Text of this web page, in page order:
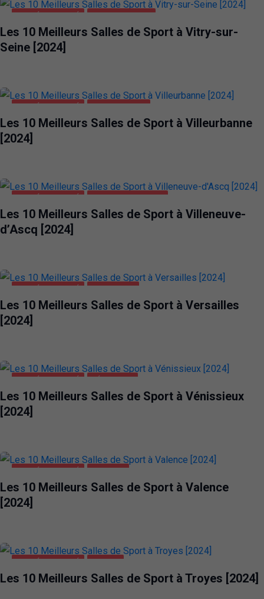
SANTÉ ET BEAUTÉ VITRY-SUR-SEINE
Les 10 Meilleurs Salles de Sport à Vitry-sur-
Seine [2024]
SANTÉ ET BEAUTÉ VILLEURBANNE
Les 10 Meilleurs Salles de Sport à Villeurbanne
[2024]
SANTÉ ET BEAUTÉ VILLENEUVE-D'ASCQ
Les 10 Meilleurs Salles de Sport à Villeneuve-
d’Ascq [2024]
SANTÉ ET BEAUTÉ VERSAILLES
Les 10 Meilleurs Salles de Sport à Versailles
[2024]
SANTÉ ET BEAUTÉ VÉNISSIEUX
Les 10 Meilleurs Salles de Sport à Vénissieux
[2024]
SANTÉ ET BEAUTÉ VALENCE
Les 10 Meilleurs Salles de Sport à Valence
[2024]
SANTÉ ET BEAUTÉ TROYES
Les 10 Meilleurs Salles de Sport à Troyes [2024]